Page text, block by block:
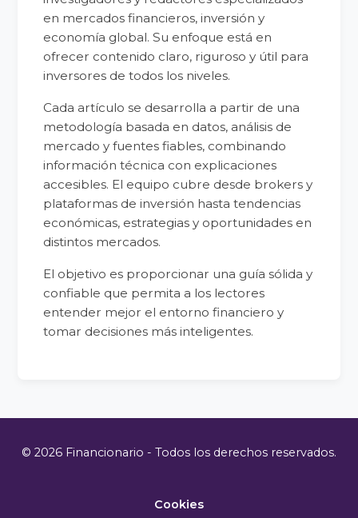
en mercados financieros, inversión y
economía global. Su enfoque está en
ofrecer contenido claro, riguroso y útil para
inversores de todos los niveles.
Cada artículo se desarrolla a partir de una
metodología basada en datos, análisis de
mercado y fuentes fiables, combinando
información técnica con explicaciones
accesibles. El equipo cubre desde brokers y
plataformas de inversión hasta tendencias
económicas, estrategias y oportunidades en
distintos mercados.
El objetivo es proporcionar una guía sólida y
confiable que permita a los lectores
entender mejor el entorno financiero y
tomar decisiones más inteligentes.
© 2026 Financionario - Todos los derechos reservados.
Cookies